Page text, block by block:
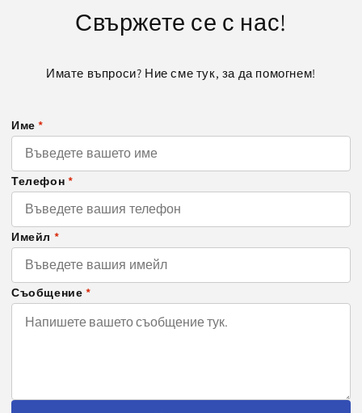
Свържете се с нас!
Имате въпроси? Ние сме тук, за да помогнем!
Име*
Телефон *
Имейл *
Съобщение *